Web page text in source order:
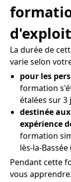
La durée de
varie selon
pour les
formation
étalées sur 3
destinée
expérience
formation
lès-la-Bassée
Pendant cette
vous